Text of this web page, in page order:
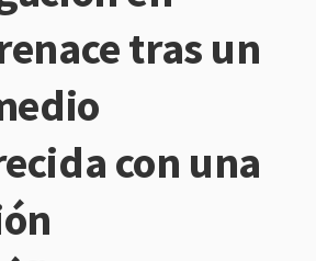
tras un
con una